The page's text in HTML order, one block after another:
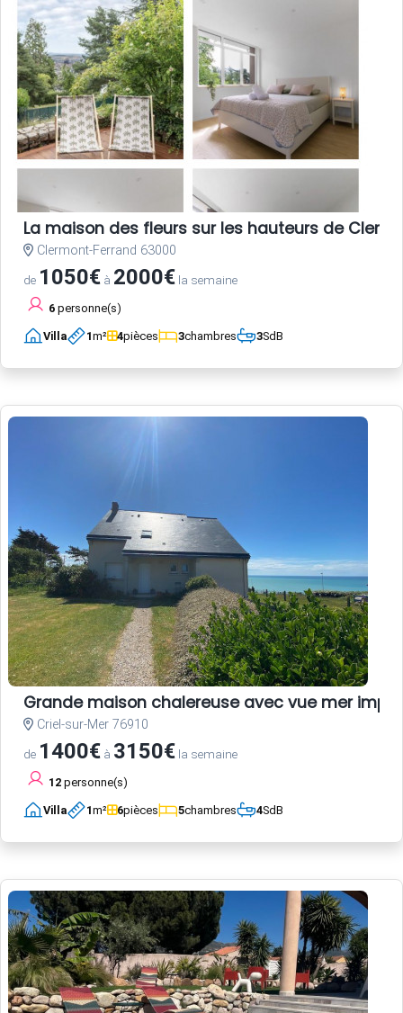
La maison des fleurs sur les hauteurs de
Clermont-Ferrand 63000
de 1050€ à 2000€ la semaine
6 personne(s)
Villa 1m² 4pièces 3chambres 3SdB
Grande maison chalereuse avec vue mer
Criel-sur-Mer 76910
de 1400€ à 3150€ la semaine
12 personne(s)
Villa 1m² 6pièces 5chambres 4SdB